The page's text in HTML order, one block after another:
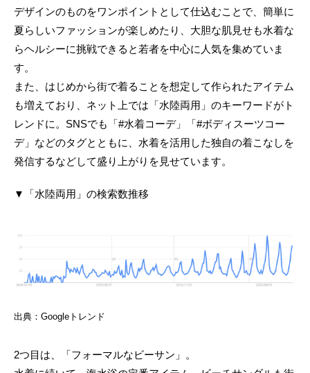
デザインのものをワンポイントとして仕込むことで、簡単に
夏らしいファッションが楽しめたり、大胆な肌見せも水着な
らヘルシーに挑戦できると若者を中心に人気を集めていま
す。
また、はじめから街で着ることを想定して作られたアイテム
も増えており、ネット上では「水陸両用」のキーワードがト
レンドに。SNSでも「#水着コーデ」「#ボディスーツコー
デ」などのタグとともに、水着を活用した独自の着こなしを
発信するなどして盛り上がりを見せています。
▼「水陸両用」の検索数推移
出典：Googleトレンド
2つ目は、「フォーマルなビーサン」。